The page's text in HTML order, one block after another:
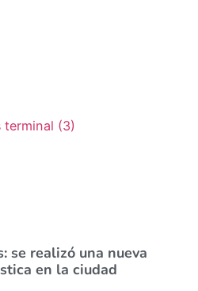
se realizó una nueva
en la ciudad